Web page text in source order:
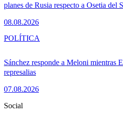
planes de Rusia respecto a Osetia del
08.08.2026
Sánchez responde a Meloni mientras
represalias
07.08.2026
POLÍTICA
Social